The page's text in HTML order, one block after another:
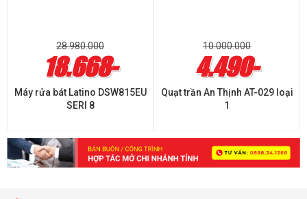
28.980.000
18.668-
Máy rửa bát Latino DSW815EU
SERI 8
10.000.000
4.490-
Quạt trần An Thịnh AT-029 loại
1